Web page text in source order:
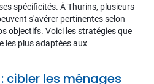
spécificités. À Thurins, plusieurs
s'avérer pertinentes selon
objectifs. Voici les stratégies que
les plus adaptées aux
cibler les ménages